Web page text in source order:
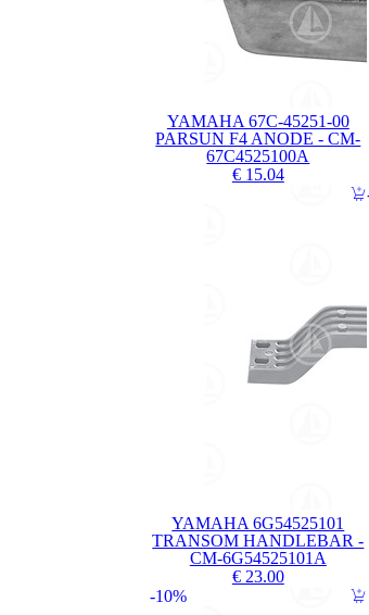
YAMAHA 67C-45251-00
PARSUN F4 ANODE - CM-
67C4525100A
€ 15.04
YAMAHA 6G54525101
TRANSOM HANDLEBAR -
CM-6G54525101A
€ 23.00
10%